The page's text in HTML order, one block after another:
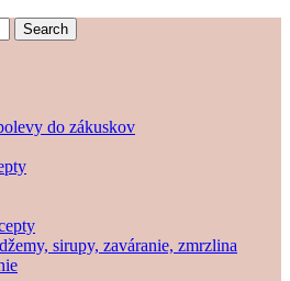
do zákuskov
sirupy, zaváranie, zmrzlina